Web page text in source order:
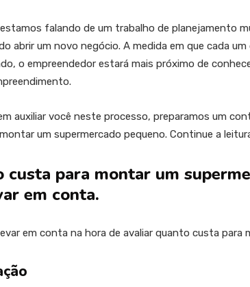
falando de um trabalho de planejamento
abrir um novo negócio. A medida em que cada
o empreendedor estará mais próximo de
auxiliar você neste processo, preparamos um
um supermercado pequeno. Continue a
custa para montar um
em conta.
em conta na hora de avaliar quanto custa para